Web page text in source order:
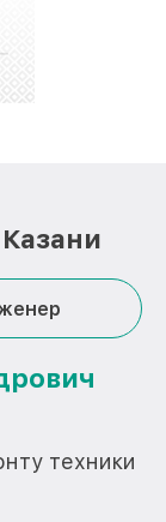
техники